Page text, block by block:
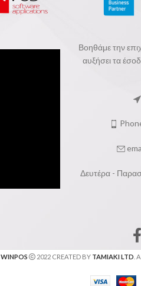
Βοηθάμε την
αυξήσει τα
Δευτέρα -
WINPOS 2022 CREATED BY TAMIAKI LTD .